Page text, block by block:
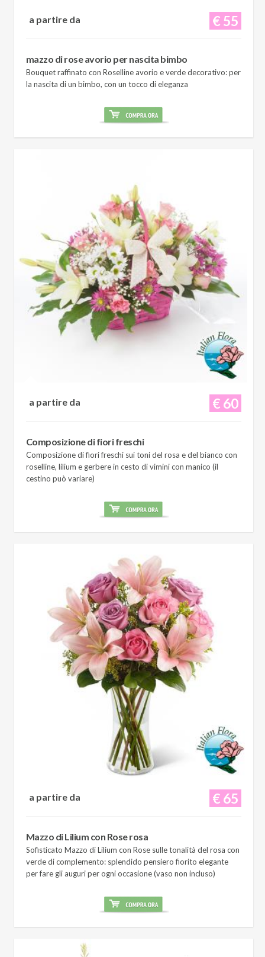
€ 55
a partire da
mazzo di rose avorio per nascita bimbo
Bouquet raffinato con Roselline avorio e verde decorativo: per
la nascita di un bimbo, con un tocco di eleganza
€ 60
a partire da
Composizione di fiori freschi
Composizione di fiori freschi sui toni del rosa e del bianco con
roselline, lilium e gerbere in cesto di vimini con manico (il
cestino può variare)
€ 65
a partire da
Mazzo di Lilium con Rose rosa
Sofisticato Mazzo di Lilium con Rose sulle tonalità del rosa con
verde di complemento: splendido pensiero fiorito elegante
per fare gli auguri per ogni occasione (vaso non incluso)